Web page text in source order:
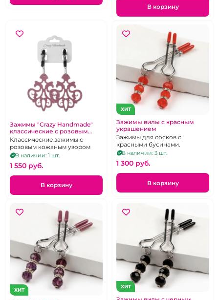
В корзину
Зажимы "Crazy Handmade"
классические с розовым
кожаным резным узором
Классические зажимы с
розовым кожаным узором
В наличии: 1 шт.
1 550 pуб.
В корзину
ХИТ
Зажимы вилы с красным
украшением
Зажимы для сосков с
красными бусинами.
В наличии: 3 шт.
1 300 pуб.
В корзину
ХИТ
ХИТ